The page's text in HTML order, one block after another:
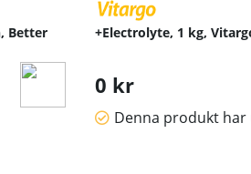
Better
+Electrolyte, 1 kg,
0 kr
Denna produkt har